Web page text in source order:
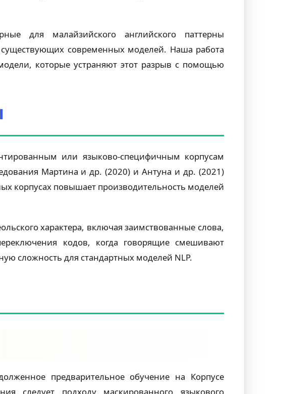
для малайзийского английского паттерны
современных моделей. Наша работа
которые устраняют этот разрыв с помощью
или языково-специфичным корпусам
Мартина и др. (2020) и Антуна и др. (2021)
корпусах повышает производительность моделей
характера, включая заимствованные слова,
кодов, когда говорящие смешивают
сложность для стандартных моделей NLP.
предварительное обучение на Корпусе